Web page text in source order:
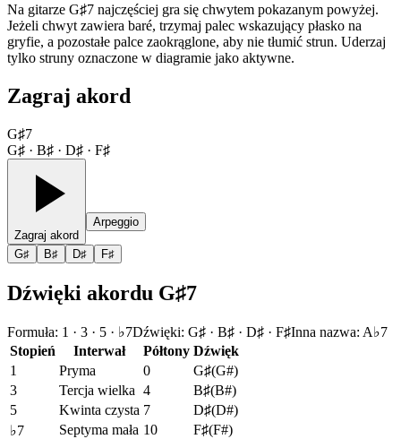
Na gitarze G♯7 najczęściej gra się chwytem pokazanym powyżej.
Jeżeli chwyt zawiera baré, trzymaj palec wskazujący płasko na
gryfie, a pozostałe palce zaokrąglone, aby nie tłumić strun. Uderzaj
tylko struny oznaczone w diagramie jako aktywne.
Zagraj akord
G♯7
G♯ · B♯ · D♯ · F♯
Zagraj akord
Arpeggio
G♯ B♯ D♯ F♯
Dźwięki akordu G♯7
Formuła: 1 · 3 · 5 · ♭7Dźwięki: G♯ · B♯ · D♯ · F♯Inna nazwa: A♭7
Stopień
Interwał Półtony Dźwięk
1
Pryma 0 G♯(G#)
3
Tercja wielka 4 B♯(B#)
5
Kwinta czysta 7 D♯(D#)
♭7
Septyma mała 10 F♯(F#)